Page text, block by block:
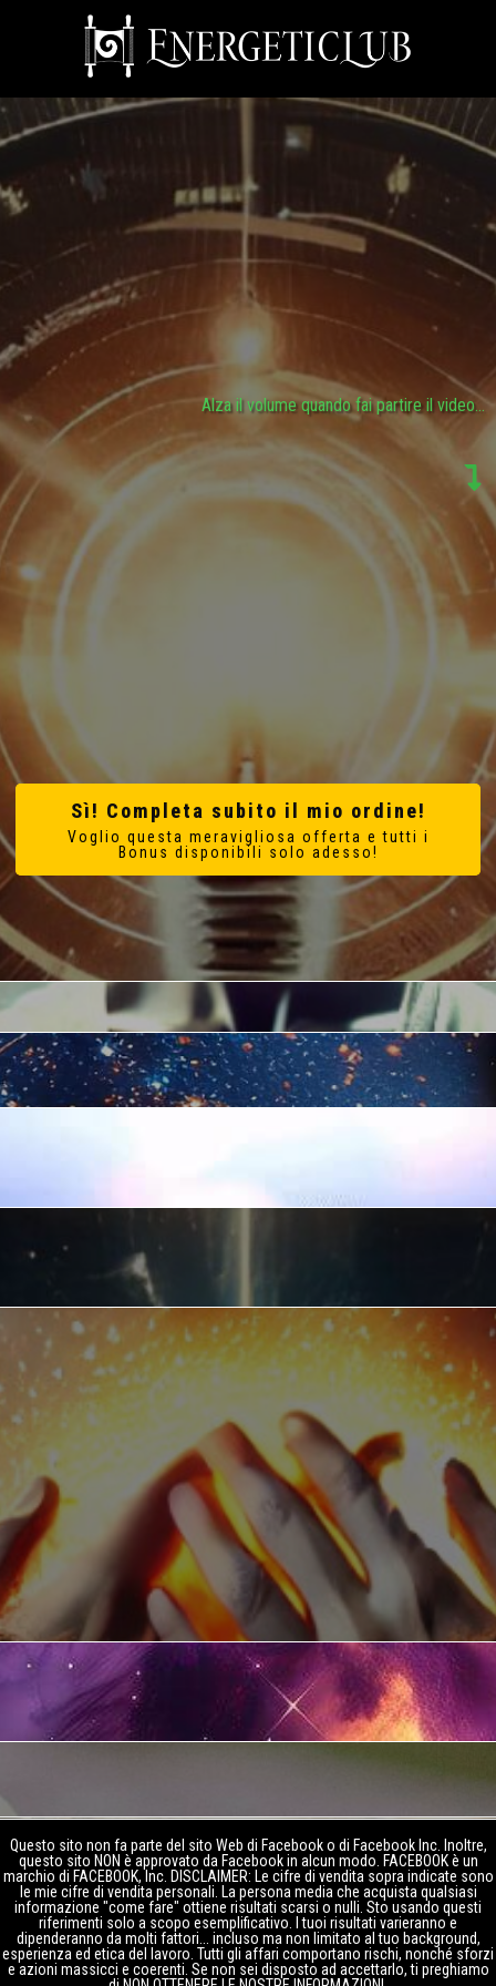
scoprire la
direzione della Missione dell’Anima
allineamento del
Business alla Missione
Alza il volume quando fai partire il video...
Sì! Completa subito il mio ordine!
Voglio questa meravigliosa offerta e tutti i
Bonus disponibili solo adesso!
Questo sito non fa parte del sito Web di Facebook o di Facebook Inc. Inoltre,
questo sito NON è approvato da Facebook in alcun modo. FACEBOOK è un
marchio di FACEBOOK, Inc. DISCLAIMER: Le cifre di vendita sopra indicate sono
le mie cifre di vendita personali. La persona media che acquista qualsiasi
informazione "come fare" ottiene risultati scarsi o nulli. Sto usando questi
riferimenti solo a scopo esemplificativo. I tuoi risultati varieranno e
dipenderanno da molti fattori... incluso ma non limitato al tuo background,
esperienza ed etica del lavoro. Tutti gli affari comportano rischi, nonché sforzi
e azioni massicci e coerenti. Se non sei disposto ad accettarlo, ti preghiamo